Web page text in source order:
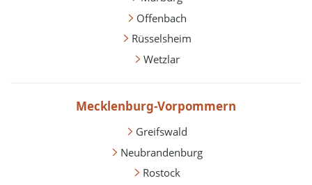
Offenbach
Rüsselsheim
Wetzlar
Mecklenburg-Vorpommern
Greifswald
Neubrandenburg
Rostock